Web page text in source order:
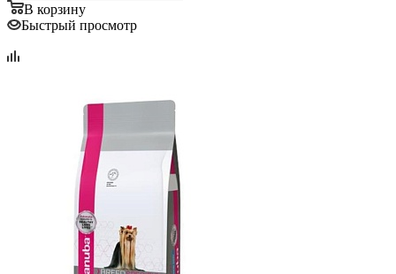
В корзину
Быстрый просмотр